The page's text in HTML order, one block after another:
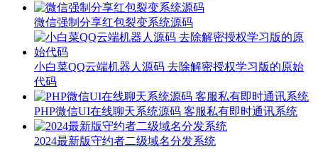
微信强制分享红包裂变系统源码
小白菜QQ云端机器人源码 去除解密授权学习版的原始
代码
PHP微信UI在线聊天系统源码 客服私有即时通讯系统
2024最新版守约者二级域名分发系统